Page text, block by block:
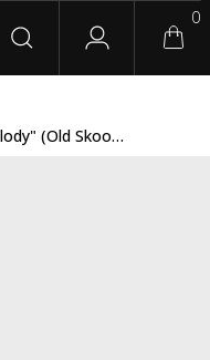
CD Emanon "Behind the walls of melody" (Old Skool Kids Records)